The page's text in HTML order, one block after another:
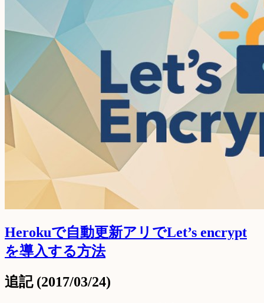
Herokuで自動更新アリでLet’s encrypt
を導入する方法
追記 (2017/03/24)